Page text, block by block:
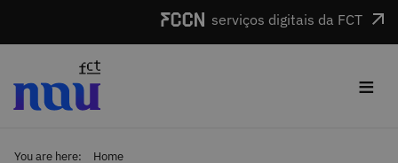
serviços digitais da FCT
≡
You are here:
Home